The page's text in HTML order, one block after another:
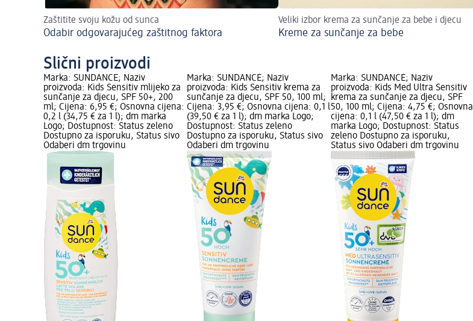
Zaštitite svoju kožu od sunca
Odabir odgovarajućeg zaštitnog faktora
Veliki izbor krema za sunčanje za bebe i djecu
Kreme za sunčanje za bebe
Slični proizvodi
Marka: SUNDANCE; Naziv
proizvoda: Kids Sensitiv mlijeko za
sunčanje za djecu, SPF 50+, 200
ml; Cijena: 6,95 €; Osnovna cijena:
0,2 l (34,75 € za 1 l); dm marka
Logo; Dostupnost: Status zeleno
Dostupno za isporuku, Status sivo
Odaberi dm trgovinu
Marka: SUNDANCE; Naziv
proizvoda: Kids Sensitiv krema za
sunčanje za djecu, SPF 50, 100 ml;
Cijena: 3,95 €; Osnovna cijena: 0,1 l
(39,50 € za 1 l); dm marka Logo;
Dostupnost: Status zeleno
Dostupno za isporuku, Status sivo
Odaberi dm trgovinu
Marka: SUNDANCE; Naziv
proizvoda: Kids Med Ultra Sensitiv
krema za sunčanje za djecu, SPF
50, 100 ml; Cijena: 4,75 €; Osnovna
cijena: 0,1 l (47,50 € za 1 l); dm
marka Logo; Dostupnost: Status
zeleno Dostupno za isporuku,
Status sivo Odaberi dm trgovinu